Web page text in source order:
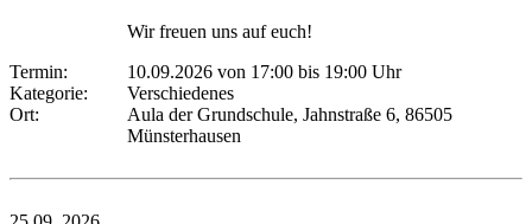
Wir freuen uns auf euch!
Termin:
10.09.2026 von 17:00 bis 19:00 Uhr
Kategorie:
Verschiedenes
Ort:
Aula der Grundschule, Jahnstraße 6, 86505
Münsterhausen